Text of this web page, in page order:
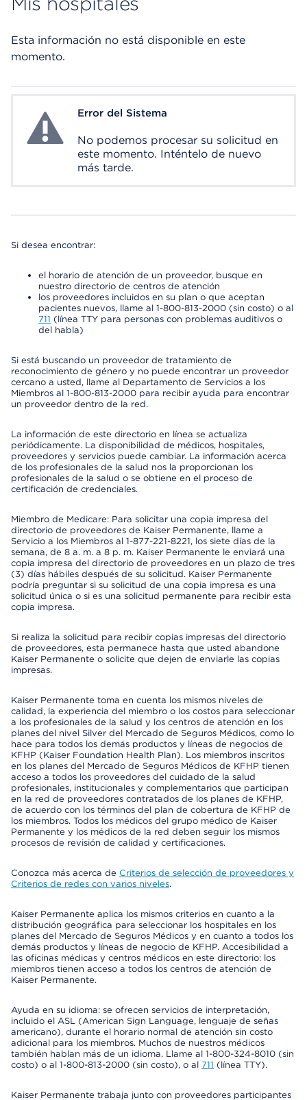
Esta información no está disponible en este
momento.
System ErrorError del Sistema
No podemos procesar su solicitud en
este momento. Inténtelo de nuevo
más tarde.
Si desea encontrar:
el horario de atención de un proveedor, busque en
nuestro directorio de centros de atención
los proveedores incluidos en su plan o que aceptan
pacientes nuevos, llame al 1-800-813-2000 (sin costo) o al
711 (línea TTY para personas con problemas auditivos o
del habla)
Si está buscando un proveedor de tratamiento de
reconocimiento de género y no puede encontrar un proveedor
cercano a usted, llame al Departamento de Servicios a los
Miembros al 1-800-813-2000 para recibir ayuda para encontrar
un proveedor dentro de la red.
La información de este directorio en línea se actualiza
periódicamente. La disponibilidad de médicos, hospitales,
proveedores y servicios puede cambiar. La información acerca
de los profesionales de la salud nos la proporcionan los
profesionales de la salud o se obtiene en el proceso de
certificación de credenciales.
Miembro de Medicare: Para solicitar una copia impresa del
directorio de proveedores de Kaiser Permanente, llame a
Servicio a los Miembros al 1-877-221-8221, los siete días de la
semana, de 8 a. m. a 8 p. m. Kaiser Permanente le enviará una
copia impresa del directorio de proveedores en un plazo de tres
(3) días hábiles después de su solicitud. Kaiser Permanente
podría preguntar si su solicitud de una copia impresa es una
solicitud única o si es una solicitud permanente para recibir esta
copia impresa.
Si realiza la solicitud para recibir copias impresas del directorio
de proveedores, esta permanece hasta que usted abandone
Kaiser Permanente o solicite que dejen de enviarle las copias
impresas.
Kaiser Permanente toma en cuenta los mismos niveles de
calidad, la experiencia del miembro o los costos para seleccionar
a los profesionales de la salud y los centros de atención en los
planes del nivel Silver del Mercado de Seguros Médicos, como lo
hace para todos los demás productos y líneas de negocios de
KFHP (Kaiser Foundation Health Plan). Los miembros inscritos
en los planes del Mercado de Seguros Médicos de KFHP tienen
acceso a todos los proveedores del cuidado de la salud
profesionales, institucionales y complementarios que participan
en la red de proveedores contratados de los planes de KFHP,
de acuerdo con los términos del plan de cobertura de KFHP de
los miembros. Todos los médicos del grupo médico de Kaiser
Permanente y los médicos de la red deben seguir los mismos
procesos de revisión de calidad y certificaciones.
Conozca más acerca de Criterios de selección de proveedores y
Criterios de redes con varios niveles.
Kaiser Permanente aplica los mismos criterios en cuanto a la
distribución geográfica para seleccionar los hospitales en los
planes del Mercado de Seguros Médicos y en cuanto a todos los
demás productos y líneas de negocio de KFHP. Accesibilidad a
las oficinas médicas y centros médicos en este directorio: los
miembros tienen acceso a todos los centros de atención de
Kaiser Permanente.
Ayuda en su idioma: se ofrecen servicios de interpretación,
incluido el ASL (American Sign Language, lenguaje de señas
americano), durante el horario normal de atención sin costo
adicional para los miembros. Muchos de nuestros médicos
también hablan más de un idioma. Llame al 1-800-324-8010 (sin
costo) o al 1-800-813-2000 (sin costo), o al 711 (línea TTY).
Kaiser Permanente trabaja junto con proveedores participantes